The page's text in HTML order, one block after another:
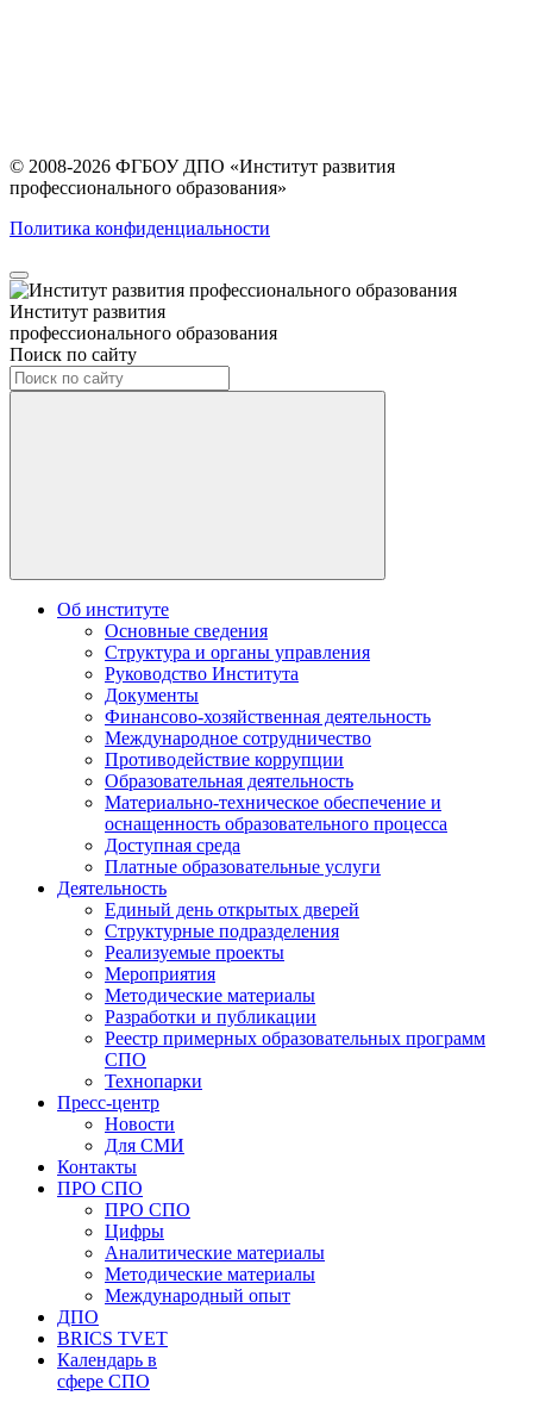
© 2008-2026 ФГБОУ ДПО «Институт развития
профессионального образования»
Политика конфиденциальности
Институт развития
профессионального образования
Поиск по сайту
Об институте
Основные сведения
Структура и органы управления
Руководство Института
Документы
Финансово-хозяйственная деятельность
Международное сотрудничество
Противодействие коррупции
Образовательная деятельность
Материально-техническое обеспечение и
оснащенность образовательного процесса
Доступная среда
Платные образовательные услуги
Деятельность
Единый день открытых дверей
Структурные подразделения
Реализуемые проекты
Мероприятия
Методические материалы
Разработки и публикации
Реестр примерных образовательных программ
СПО
Технопарки
Пресс-центр
Новости
Для СМИ
Контакты
ПРО СПО
ПРО СПО
Цифры
Аналитические материалы
Методические материалы
Международный опыт
ДПО
BRICS TVET
Календарь в
сфере СПО